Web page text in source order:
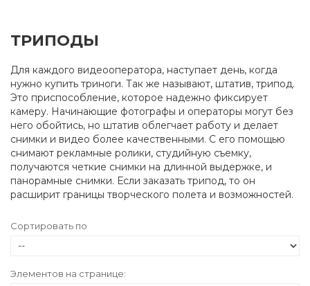
ТРИПОДЫ
Для каждого видеооператора, наступает день, когда
нужно купить триноги. Так же называют, штатив, трипод.
Это приспособление, которое надежно фиксирует
камеру. Начинающие фотографы и операторы могут без
него обойтись, но штатив облегчает работу и делает
снимки и видео более качественными. С его помощью
снимают рекламные ролики, студийную съемку,
получаются четкие снимки на длинной выдержке, и
панорамные снимки. Если заказать трипод, то он
расширит границы творческого полета и возможностей.
Сортировать по
Элементов на странице: